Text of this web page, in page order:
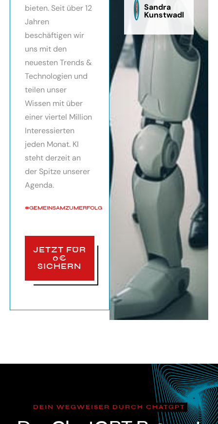
bieten. Seit über 12
Jahren
beschäftigen wir
uns mit den
neuesten Trends &
Technologien und
teilen unser
Wissen mit über
einer viertel Million
Interessierten
jeden Monat. KI
steht derzeit an
der Spitze unserer
Agenda.
#GEMEINSAMZUMERFOLG
JETZT FÜR
0€
SICHERN
Sandra
Kunstwadl
DEIN WEGWEISER DURCH CHATGPT